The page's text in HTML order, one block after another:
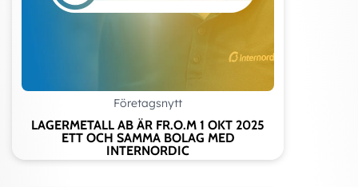
Företagsnytt
LAGERMETALL AB ÄR FR.O.M 1 OKT 2025
ETT OCH SAMMA BOLAG MED
INTERNORDIC